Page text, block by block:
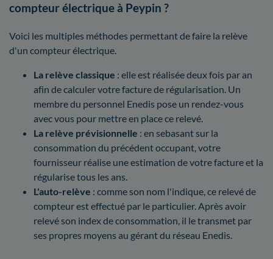
compteur électrique à Peypin ?
Voici les multiples méthodes permettant de faire la relève
d'un compteur électrique.
La relève classique : elle est réalisée deux fois par an
afin de calculer votre facture de régularisation. Un
membre du personnel Enedis pose un rendez-vous
avec vous pour mettre en place ce relevé.
La relève prévisionnelle : en sebasant sur la
consommation du précédent occupant, votre
fournisseur réalise une estimation de votre facture et la
régularise tous les ans.
L'auto-relève : comme son nom l'indique, ce relevé de
compteur est effectué par le particulier. Après avoir
relevé son index de consommation, il le transmet par
ses propres moyens au gérant du réseau Enedis.